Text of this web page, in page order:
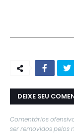
DEIXE SEU
Comentários
ser removidos pelos